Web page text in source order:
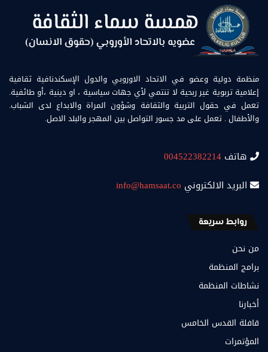
منظمة دولية وعضو في الاتحاد الاوروبي والدول الإسكندنافية ثقافية
إعلامية تربوية غير ربحية لا تنتمي لأي جهات سياسية ، او دينية ،أو طائفية.
تعمل في حقول التربية والثقافة وشؤون المراة والابداع لدى الشباب.
والأطفال . تعمل على مد جسور التواصل بين المهجر والبلد الاصل.
هاتف 004522382214
البريد الالكتروني info@hamsaat.co
روابط سريعة
من نحن
برامج المنظمة
نشاطات المنظمة
أخبارنا
قافلة القدس الخامس
المؤتمرات